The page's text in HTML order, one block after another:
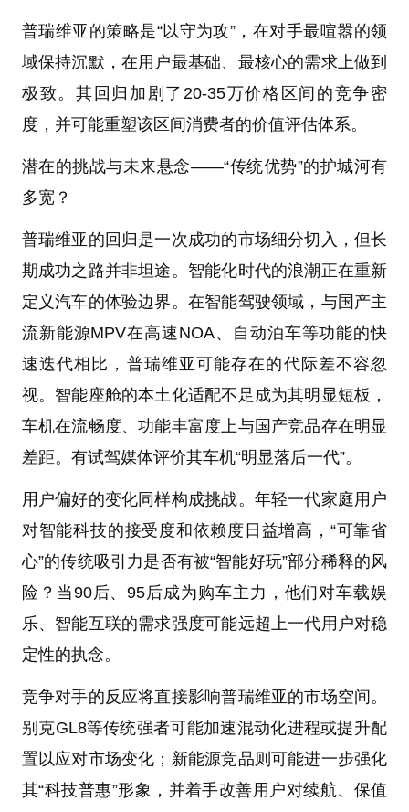
普瑞维亚的策略是“以守为攻”，在对手最喧嚣的领
域保持沉默，在用户最基础、最核心的需求上做到
极致。其回归加剧了20-35万价格区间的竞争密
度，并可能重塑该区间消费者的价值评估体系。
潜在的挑战与未来悬念——“传统优势”的护城河有
多宽？
普瑞维亚的回归是一次成功的市场细分切入，但长
期成功之路并非坦途。智能化时代的浪潮正在重新
定义汽车的体验边界。在智能驾驶领域，与国产主
流新能源MPV在高速NOA、自动泊车等功能的快
速迭代相比，普瑞维亚可能存在的代际差不容忽
视。智能座舱的本土化适配不足成为其明显短板，
车机在流畅度、功能丰富度上与国产竞品存在明显
差距。有试驾媒体评价其车机“明显落后一代”。
用户偏好的变化同样构成挑战。年轻一代家庭用户
对智能科技的接受度和依赖度日益增高，“可靠省
心”的传统吸引力是否有被“智能好玩”部分稀释的风
险？当90后、95后成为购车主力，他们对车载娱
乐、智能互联的需求强度可能远超上一代用户对稳
定性的执念。
竞争对手的反应将直接影响普瑞维亚的市场空间。
别克GL8等传统强者可能加速混动化进程或提升配
置以应对市场变化；新能源竞品则可能进一步强化
其“科技普惠”形象，并着手改善用户对续航、保值